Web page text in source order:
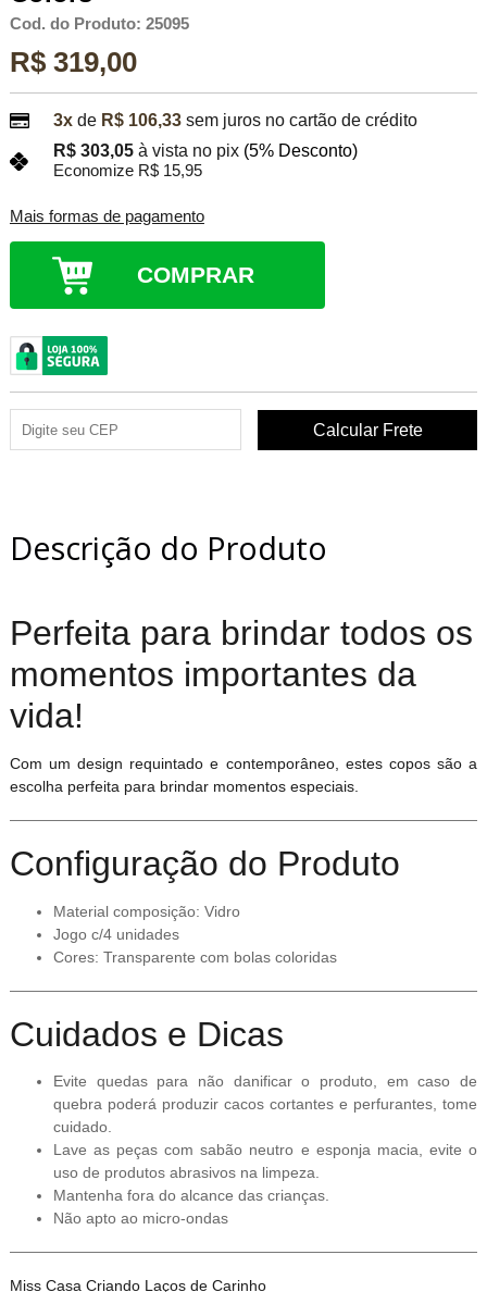
Cod. do Produto: 25095
R$ 319,00
3xde R$ 106,33 sem juros no cartão de crédito
R$ 303,05 à vista no pix (5% Desconto)
Economize R$ 15,95
Mais formas de pagamento
COMPRAR
Descrição do Produto
Perfeita para brindar todos os
momentos importantes da
vida!
Com um design requintado e contemporâneo, estes copos são a
escolha perfeita para brindar momentos especiais.
Configuração do Produto
Material composição: Vidro
Jogo c/4 unidades
Cores: Transparente com bolas coloridas
Cuidados e Dicas
Evite quedas para não danificar o produto, em caso de
quebra poderá produzir cacos cortantes e perfurantes, tome
cuidado.
Lave as peças com sabão neutro e esponja macia, evite o
uso de produtos abrasivos na limpeza.
Mantenha fora do alcance das crianças.
Não apto ao micro-ondas
Miss Casa Criando Laços de Carinho